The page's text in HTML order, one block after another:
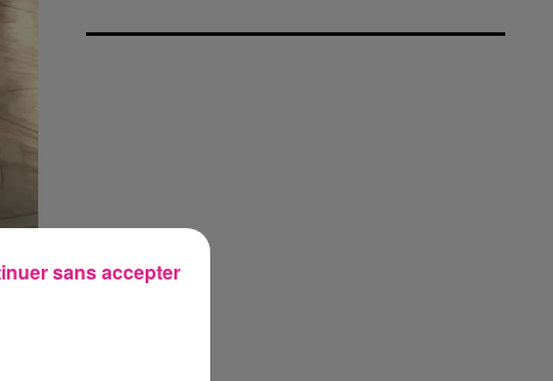
sans accepter